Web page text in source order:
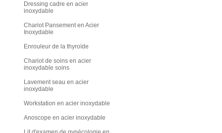
Dressing cadre en acier
inoxydable
Chariot Pansement en Acier
Inoxydable
Enrouleur de la thyroïde
Chariot de soins en acier
inoxydable soins
Lavement seau en acier
inoxydable
Workstation en acier inoxydable
Anoscope en acier inoxydable